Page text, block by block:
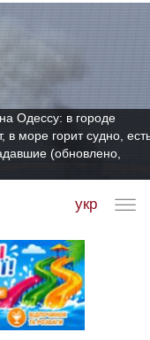
Одессу: в городе
в море горит судно,
(обновлено,
укр